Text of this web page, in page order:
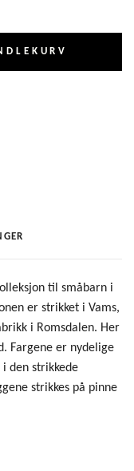
til småbarn i
er strikket i Vams,
i Romsdalen. Her
Fargene er nydelige
den strikkede
strikkes på pinne